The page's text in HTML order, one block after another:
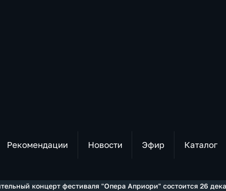
Рекомендации Новости Эфир Каталог
концерт фестиваля "Опера Априори" состоится 26